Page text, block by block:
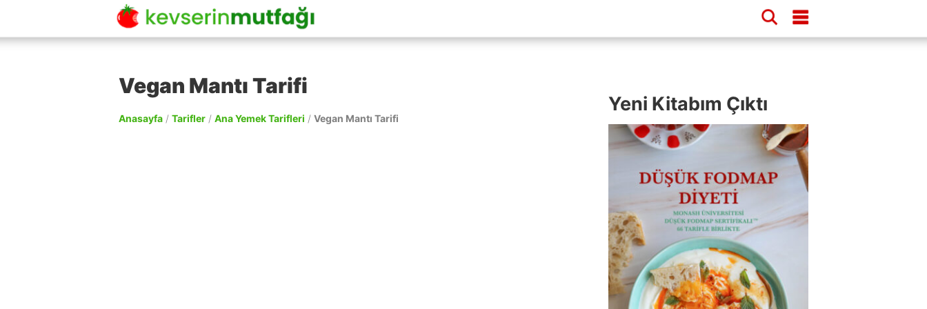
Vegan Mantı Tarifi
Anasayfa / Tarifler / Ana Yemek Tarifleri / Vegan Mantı Tarifi
Yeni Kitabım Çıktı